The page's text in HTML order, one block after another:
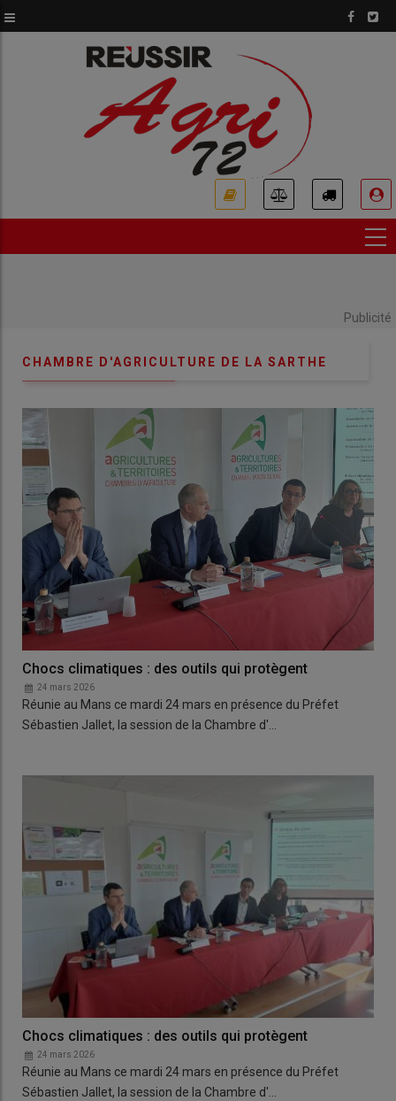
au
Publicité
CHAMBRE D'AGRICULTURE DE LA SARTHE
Chocs climatiques : des outils qui protègent
24 mars 2026
Réunie au Mans ce mardi 24 mars en présence du Préfet
Sébastien Jallet, la session de la Chambre d'…
Chocs climatiques : des outils qui protègent
24 mars 2026
Réunie au Mans ce mardi 24 mars en présence du Préfet
Sébastien Jallet, la session de la Chambre d'…